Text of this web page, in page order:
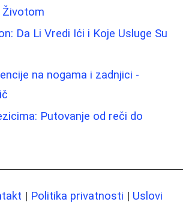
Životom
Da Li Vredi Ići i Koje Usluge Su
na nogama i zadnjici -
Putovanje od reči do
| Politika privatnosti | Uslovi